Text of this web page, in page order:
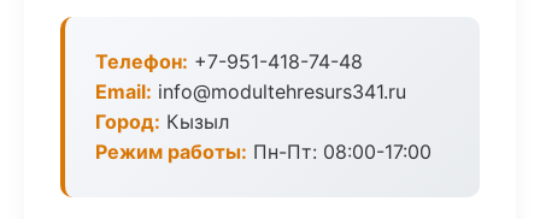
Телефон: +7-951-418-74-48
Email: info@modultehresurs341.ru
Город: Кызыл
Режим работы: Пн-Пт: 08:00-17:00